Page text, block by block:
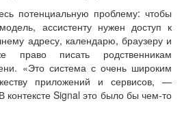
потенциальную проблему: чтобы
ассистенту нужен доступ к
адресу, календарю, браузеру и
право писать родственникам
«Это система с очень широким
приложений и сервисов, —
контексте Signal это было бы чем-то